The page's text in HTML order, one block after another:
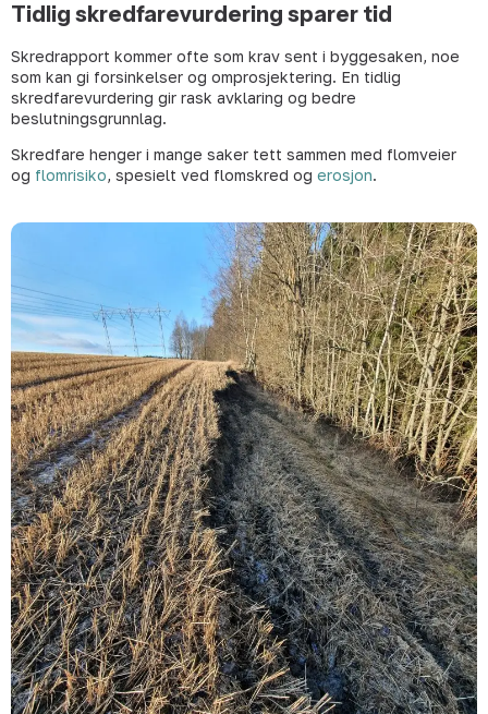
Tidlig skredfarevurdering sparer tid
Skredrapport kommer ofte som krav sent i byggesaken, noe
som kan gi forsinkelser og omprosjektering. En tidlig
skredfarevurdering gir rask avklaring og bedre
beslutningsgrunnlag.
Skredfare henger i mange saker tett sammen med flomveier
og flomrisiko, spesielt ved flomskred og erosjon.